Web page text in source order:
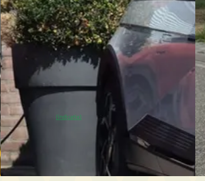
v.a. € 615/mnd
Boven markt
2022 · 109.604 km · Elektrisch · Automaat
Auto Centrum Bommelerwaard
Zaltbommel
~88 (indicatie) Bekijk aanbieding →
Vergelijk